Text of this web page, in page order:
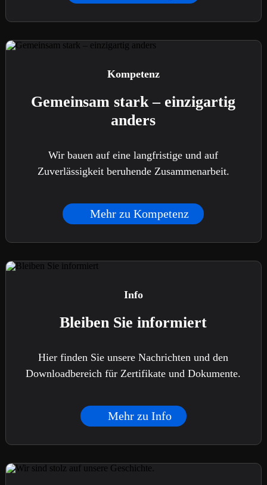
Kompetenz
Gemeinsam stark – einzigartig
anders
Wir bauen auf eine langfristige und auf
Zuverlässigkeit beruhende Zusammenarbeit.
Mehr zu Kompetenz
Info
Bleiben Sie informiert
Hier finden Sie unsere Nachrichten und den
Downloadbereich für Zertifikate und Dokumente.
Mehr zu Info